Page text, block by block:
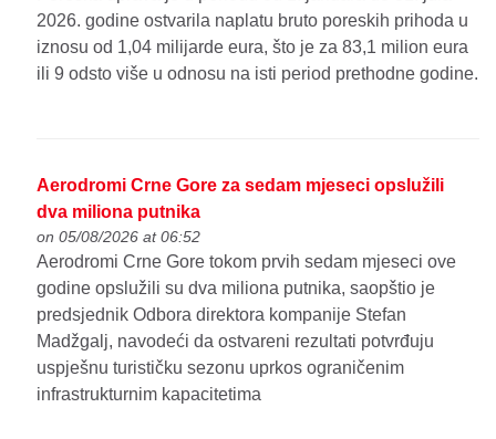
2026. godine ostvarila naplatu bruto poreskih prihoda u
iznosu od 1,04 milijarde eura, što je za 83,1 milion eura
ili 9 odsto više u odnosu na isti period prethodne godine.
Aerodromi Crne Gore za sedam mjeseci opslužili
dva miliona putnika
on 05/08/2026 at 06:52
Aerodromi Crne Gore tokom prvih sedam mjeseci ove
godine opslužili su dva miliona putnika, saopštio je
predsjednik Odbora direktora kompanije Stefan
Madžgalj, navodeći da ostvareni rezultati potvrđuju
uspješnu turističku sezonu uprkos ograničenim
infrastrukturnim kapacitetima